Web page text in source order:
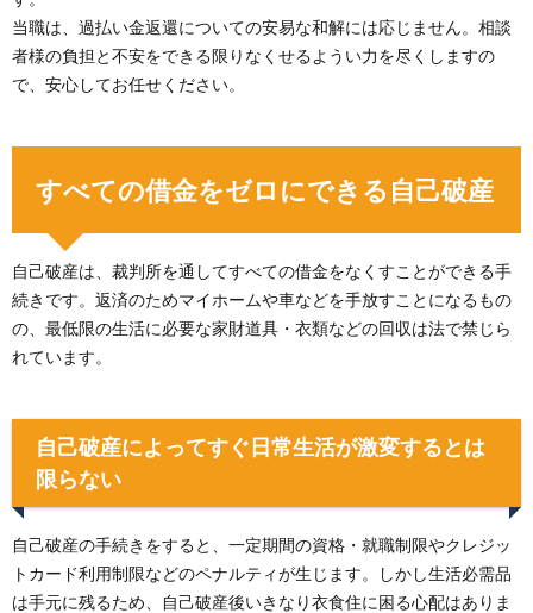
当職は、過払い金返還についての安易な和解には応じません。相談
者様の負担と不安をできる限りなくせるようい力を尽くしますの
で、安心してお任せください。
すべての借金をゼロにできる自己破産
自己破産は、裁判所を通してすべての借金をなくすことができる手
続きです。返済のためマイホームや車などを手放すことになるもの
の、最低限の生活に必要な家財道具・衣類などの回収は法で禁じら
れています。
自己破産によってすぐ日常生活が激変するとは
限らない
自己破産の手続きをすると、一定期間の資格・就職制限やクレジッ
トカード利用制限などのペナルティが生じます。しかし生活必需品
は手元に残るため、自己破産後いきなり衣食住に困る心配はありま